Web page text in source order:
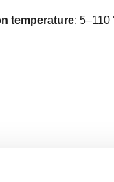
temperature: 5–110